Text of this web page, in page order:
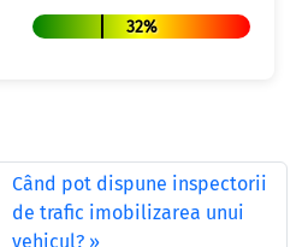
32%
Când pot dispune inspectorii
de trafic imobilizarea unui
vehicul?